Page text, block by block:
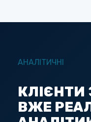
АНАЛІТИЧНІ
ВЖЕ